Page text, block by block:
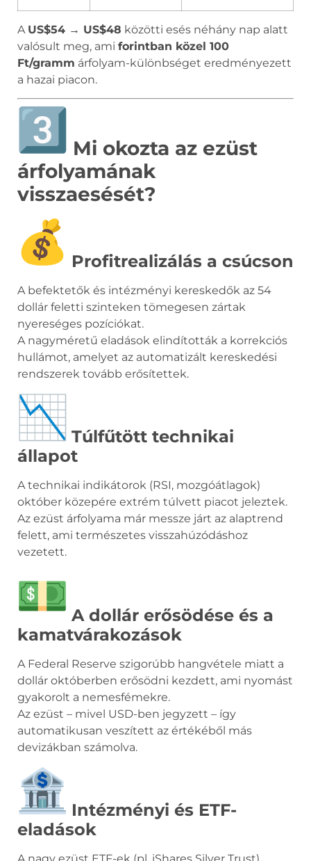
A US$54 → US$48 közötti esés néhány nap alatt
valósult meg, ami forintban közel 100
Ft/gramm árfolyam-különbséget eredményezett
a hazai piacon.
Mi okozta az ezüst
árfolyamának
visszaesését?
Profitrealizálás a csúcson
A befektetők és intézményi kereskedők az 54
dollár feletti szinteken tömegesen zártak
nyereséges pozíciókat.
A nagyméretű eladások elindították a korrekciós
hullámot, amelyet az automatizált kereskedési
rendszerek tovább erősítettek.
Túlfűtött technikai
állapot
A technikai indikátorok (RSI, mozgóátlagok)
október közepére extrém túlvett piacot jeleztek.
Az ezüst árfolyama már messze járt az alaptrend
felett, ami természetes visszahúzódáshoz
vezetett.
A dollár erősödése és a
kamatvárakozások
A Federal Reserve szigorúbb hangvétele miatt a
dollár októberben erősödni kezdett, ami nyomást
gyakorolt a nemesfémekre.
Az ezüst – mivel USD-ben jegyzett – így
automatikusan veszített az értékéből más
devizákban számolva.
Intézményi és ETF-
eladások